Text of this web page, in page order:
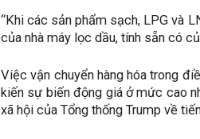
“Khi các sản phẩm sạch, LPG và
của nhà máy lọc dầu, tính sẵn có
Việc vận chuyển hàng hóa trong
kiến sự biến động giá ở mức cao
xã hội của Tổng thống Trump về